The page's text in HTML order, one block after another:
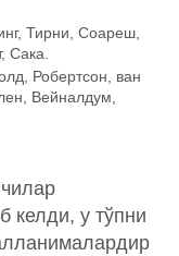
Тирни, Соареш,
Сака.
Робертсон, ван
Вейналдум,
келди, у тўпни